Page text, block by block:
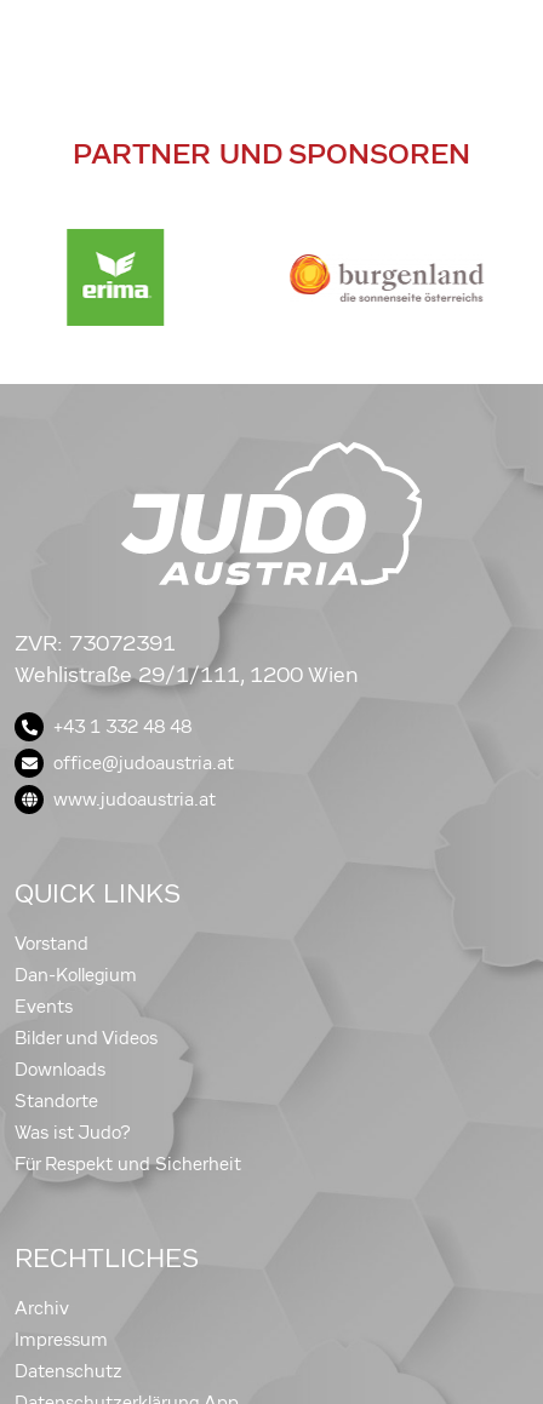
PARTNER UND SPONSOREN
ZVR: 73072391
Wehlistraße 29/1/111, 1200 Wien
+43 1 332 48 48
office@judoaustria.at
www.judoaustria.at
QUICK LINKS
Vorstand
Dan-Kollegium
Events
Bilder und Videos
Downloads
Standorte
Was ist Judo?
Für Respekt und Sicherheit
RECHTLICHES
Archiv
Impressum
Datenschutz